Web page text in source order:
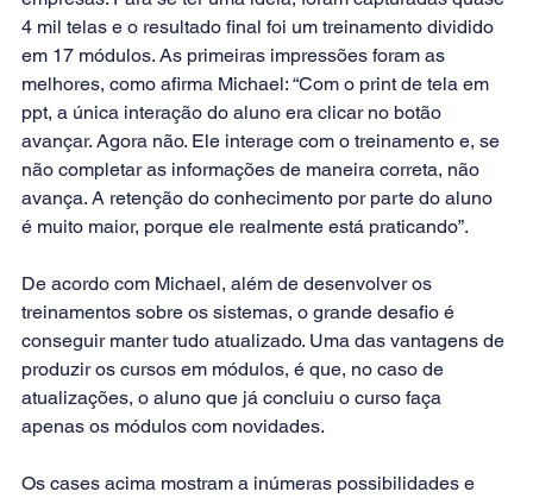
4 mil telas e o resultado final foi um treinamento dividido
em 17 módulos. As primeiras impressões foram as
melhores, como afirma Michael: “Com o print de tela em
ppt, a única interação do aluno era clicar no botão
avançar. Agora não. Ele interage com o treinamento e, se
não completar as informações de maneira correta, não
avança. A retenção do conhecimento por parte do aluno
é muito maior, porque ele realmente está praticando”.
De acordo com Michael, além de desenvolver os
treinamentos sobre os sistemas, o grande desafio é
conseguir manter tudo atualizado. Uma das vantagens de
produzir os cursos em módulos, é que, no caso de
atualizações, o aluno que já concluiu o curso faça
apenas os módulos com novidades.
Os cases acima mostram a inúmeras possibilidades e